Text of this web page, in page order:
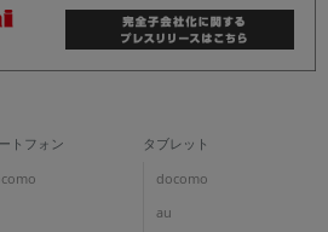
トフォン タブレット
docomo
au